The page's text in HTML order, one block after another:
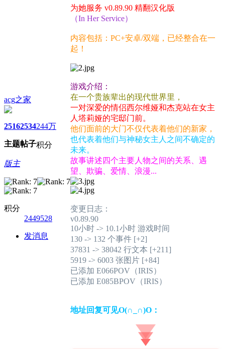
acg之家
2516
主题
2534
帖子
244万
积分
版主
积分
2449528
发消息
为她服务 v0.89.90 精翻汉化版
（In Her Service）
内容包括：PC+安卓/双端，已经整合在一
起！
游戏介绍：
在一个贵族辈出的现代世界里，
一对深爱的情侣西尔维娅和杰克站在女主
人塔莉娅的宅邸门前。
他们面前的大门不仅代表着他们的新家，
也代表着他们与神秘女主人之间不确定的
未来。
故事讲述四个主要人物之间的关系、遇
望、欺骗、爱情、浪漫...
变更日志：
v0.89.90
10小时 -> 10.1小时 游戏时间
130 -> 132 个事件 [+2]
37831 -> 38042 行文本 [+211]
5919 -> 6003 张图片 [+84]
已添加 E066POV（IRIS）
已添加 E085BPOV（IRIS）
地址回复可见O(∩_∩)O：